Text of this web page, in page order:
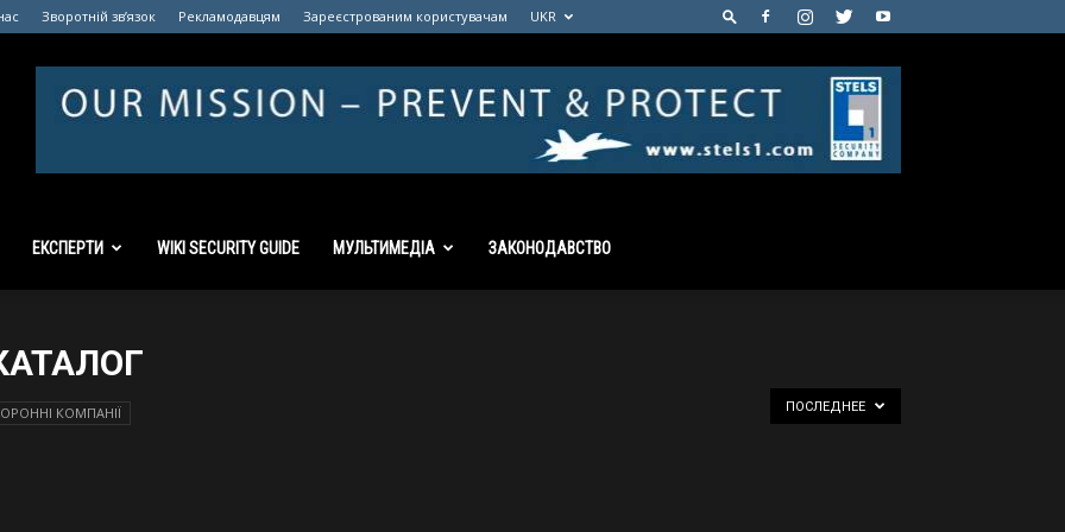
Зворотній зв’язок Рекламодавцям Зареєстрованим користувачам UKR
ЕКСПЕРТИ WIKI SECURITY GUIDE МУЛЬТИМЕДІА ЗАКОНОДАВСТВО
КОМПАНІЇ ПОСЛЕДНЕЕ